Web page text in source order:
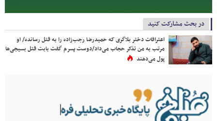
در بحث مشارکت کنید
اعترافات دختر بلاگری که حمیدرضا رجب‌زاده را به قتل رسانده/ او
مرتب به من تذکر حجاب می‌داد/دوست پسرم گفت بابت قتل بسیجی‌ها
پول می‌دهند